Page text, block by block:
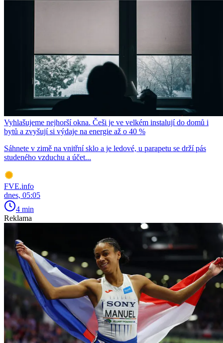
Vyhlašujeme nejhorší okna. Češi je ve velkém instalují do domů i
bytů a zvyšují si výdaje na energie až o 40 %
Sáhnete v zimě na vnitřní sklo a je ledové, u parapetu se drží pás
studeného vzduchu a účet...
FVE.info
dnes, 05:05
4 min
Reklama